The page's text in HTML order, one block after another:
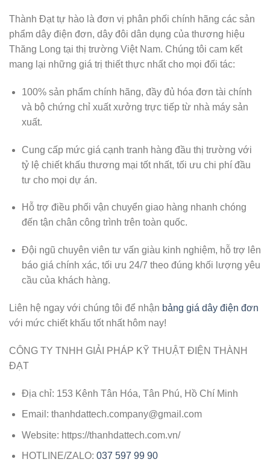
Thành Đạttự hào là đơn vị phân phối chính hãng các sản
phẩm dây điện đơn, dây đôi dân dụng của thương hiệu
Thăng Long tại thị trường Việt Nam. Chúng tôi cam kết
mang lại những giá trị thiết thực nhất cho mọi đối tác:
100% sản phẩm chính hãng, đầy đủ hóa đơn tài chính
và bộ chứng chỉ xuất xưởng trực tiếp từ nhà máy sản
xuất.
Cung cấp mức giá cạnh tranh hàng đầu thị trường với
tỷ lệ chiết khấu thương mại tốt nhất, tối ưu chi phí đầu
tư cho mọi dự án.
Hỗ trợ điều phối vận chuyển giao hàng nhanh chóng
đến tận chân công trình trên toàn quốc.
Đội ngũ chuyên viên tư vấn giàu kinh nghiệm, hỗ trợ lên
báo giá chính xác, tối ưu 24/7 theo đúng khối lượng yêu
cầu của khách hàng.
Liên hệ ngay với chúng tôi để nhận bảng giá dây điện đơn
với mức chiết khấu tốt nhất hôm nay!
CÔNG TY TNHH GIẢI PHÁP KỸ THUẬT ĐIỆN THÀNH
ĐẠT
Địa chỉ: 153 Kênh Tân Hóa, Tân Phú, Hồ Chí Minh
Email : thanhdattech.company@gmail.com
Website: https://thanhdattech.com.vn/
HOTLINE/ZALO: 037 597 99 90